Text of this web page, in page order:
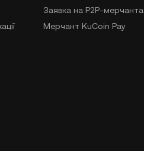
Заявка на P2P-мерчанта
Мерчант KuCoin Pay